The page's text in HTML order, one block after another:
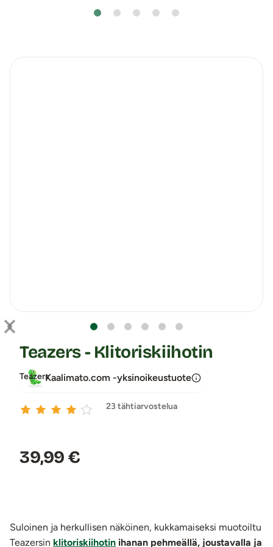
Teazers
Teazers - Klitoriskiihotin
Kaalimato.com -yksinoikeustuote
23 tähtiarvostelua
Hinta:
39,99 €
Suloinen ja herkullisen näköinen, kukkamaiseksi muotoiltu
Teazersin klitoriskiihotin ihanan pehmeällä, joustavalla ja